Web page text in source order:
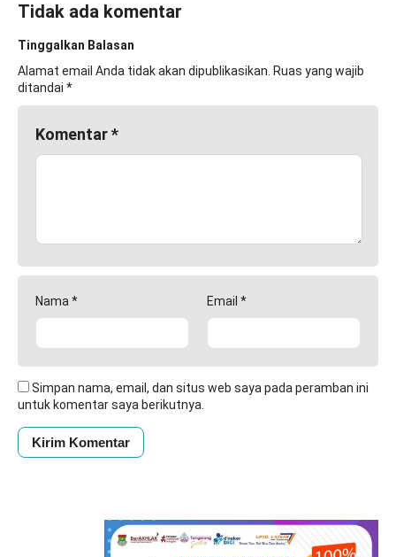
Tidak ada komentar
Tinggalkan Balasan
Alamat email Anda tidak akan dipublikasikan. Ruas yang wajib
ditandai *
Komentar*
Nama * Email *
Simpan nama, email, dan situs web saya pada peramban ini
untuk komentar saya berikutnya.